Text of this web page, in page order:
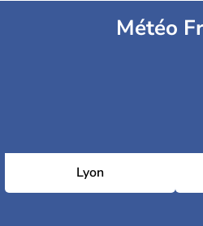
Météo
Lyon